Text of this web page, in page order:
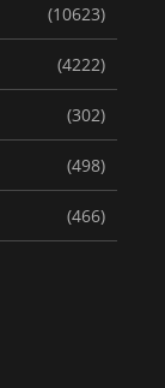
(10623)
(4222)
(302)
(498)
(466)